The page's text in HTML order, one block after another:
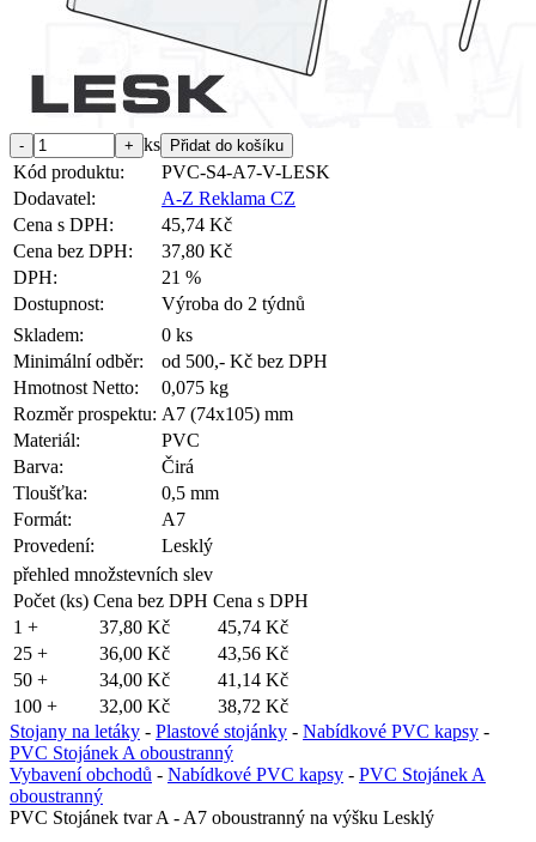
ks
Kód produktu:
PVC-S4-A7-V-LESK
Dodavatel:
A-Z Reklama CZ
Cena s DPH:
45,74 Kč
Cena bez DPH:
37,80 Kč
DPH:
21 %
Dostupnost:
Výroba do 2 týdnů
Skladem:
0 ks
Minimální odběr:
od 500,- Kč bez DPH
Hmotnost Netto:
0,075 kg
Rozměr prospektu: A7 (74x105) mm
Materiál:
PVC
Barva:
Čirá
Tloušťka:
0,5 mm
Formát:
A7
Provedení:
Lesklý
přehled množstevních slev
Počet (ks) Cena bez DPH Cena s DPH
1 +
37,80 Kč
45,74 Kč
25 +
36,00 Kč
43,56 Kč
50 +
34,00 Kč
41,14 Kč
100 +
32,00 Kč
38,72 Kč
Stojany na letáky - Plastové stojánky - Nabídkové PVC kapsy -
PVC Stojánek A oboustranný
Vybavení obchodů - Nabídkové PVC kapsy - PVC Stojánek A
oboustranný
PVC Stojánek tvar A - A7 oboustranný na výšku Lesklý